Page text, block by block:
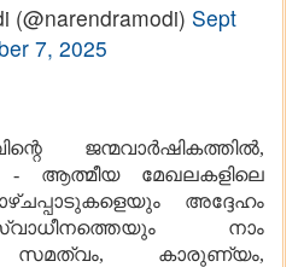
(@narendramodi) Sept
7, 2025
ജന്മവാർഷികത്തിൽ,
ആത്മീയ മേഖലകളിലെ
അദ്ദേഹം
നാം
സമത്വം, കാരുണ്യം,